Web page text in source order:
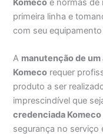
Komeco e normas de
primeira linha e
com seu
A manutenção de
Komeco requer
produto a ser
imprescindível que
credenciada
segurança no serviço